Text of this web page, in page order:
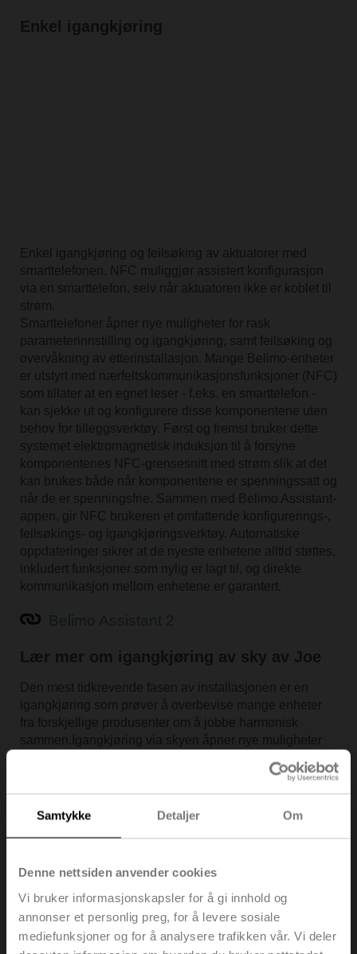
Samtykke Detaljer Om
Denne nettsiden anvender cookies
Vi bruker informasjonskapsler for å gi innhold og
annonser et personlig preg, for å levere sosiale
mediefunksjoner og for å analysere trafikken vår. Vi deler
Enkel igangkjøring
Enkel igangkjøring og feilsøking av aktuatorer med
smarttelefonen. NFC muliggjør assistert konfigurasjon
via en smarttelefon, selv når aktuatoren ikke er koblet til
strøm.
Smarttelefoner åpner nye muligheter for rask
parameterinnstilling og igangkjøring, samt feilsøking og
overvåkning av etterinstallasjon. Mange Belimo-enheter
er utstyrt med nærfeltskommunikasjonsfunksjoner (NFC)
som tillater at en egnet leser - f.eks. en smarttelefon -
kan sjekke ut og konfigurere disse komponentene uten
behov for tilleggsverktøy. Først og fremst bruker dette
systemet elektromagnetisk induksjon til å forsyne
komponentenes NFC-grensesnitt med strøm slik at det
kan brukes både når komponentene er spenningssatt og
når de er spenningsfrie. Sammen med Belimo Assistant-
appen, gir NFC brukeren et omfattende konfigurerings-,
feilsøkings- og igangkjøringsverktøy. Automatiske
oppdateringer sikrer at de nyeste enhetene alltid støttes,
inkludert funksjoner som nylig er lagt til, og direkte
kommunikasjon mellom enhetene er garantert.
Lær mer om igangkjøring av sky av Joe
Den mest tidkrevende fasen av installasjonen er en
igangkjøring som prøver å overbevise mange enheter
fra forskjellige produsenter om å jobbe harmonisk
sammen.Igangkjøring via skyen åpner nye muligheter
Cloud Commissioning (pdf - 1,55 MB)